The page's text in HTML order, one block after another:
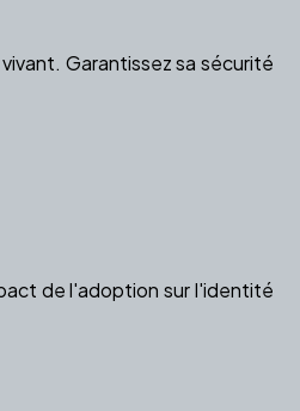
Garantissez sa sécurité
de l'adoption sur l'identité